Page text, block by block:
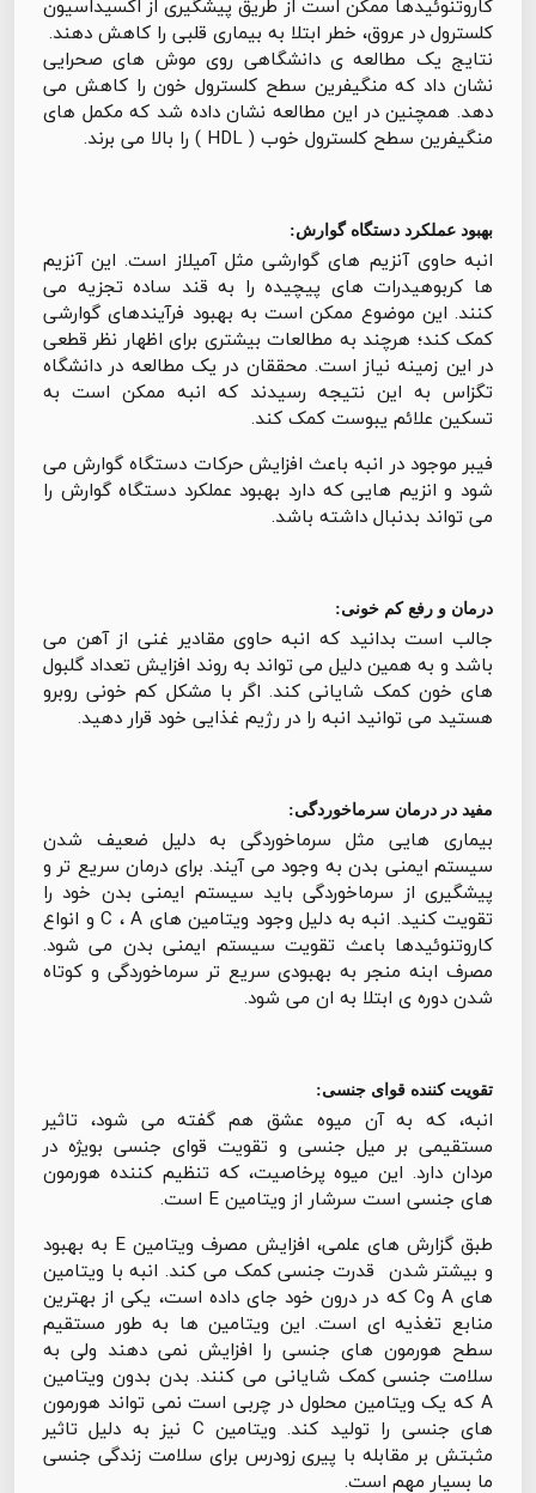
کاروتنوئیدها ممکن است از طریق پیشگیری از اکسیداسیون
کلسترول در عروق، خطر ابتلا به بیماری قلبی را کاهش دهند.
نتایج یک مطالعه ی دانشگاهی روی موش های صحرایی
نشان داد که منگیفرین سطح کلسترول خون را کاهش می
دهد. همچنین در این مطالعه نشان داده شد که مکمل های
منگیفرین سطح کلسترول خوب ( HDL ) را بالا می برند.
بهبود عملکرد دستگاه گوارش:
انبه حاوی آنزیم های گوارشی مثل آمیلاز است. این آنزیم
ها کربوهیدرات های پیچیده را به قند ساده تجزیه می
کنند. این موضوع ممکن است به بهبود فرآیندهای گوارشی
کمک کند؛ هرچند به مطالعات بیشتری برای اظهار نظر قطعی
در این زمینه نیاز است. محققان در یک مطالعه در دانشگاه
تگزاس به این نتیجه رسیدند که انبه ممکن است به
تسکین علائم یبوست کمک کند.
فیبر موجود در انبه باعث افزایش حرکات دستگاه گوارش می
شود و انزیم هایی که دارد بهبود عملکرد دستگاه گوارش را
می تواند بدنبال داشته باشد.
درمان و رفع کم خونی:
جالب است بدانید که انبه حاوی مقادیر غنی از آهن می
باشد و به همین دلیل می تواند به روند افزایش تعداد گلبول
های خون کمک شایانی کند. اگر با مشکل کم خونی روبرو
هستید می توانید انبه را در رژیم غذایی خود قرار دهید.
مفید در درمان سرماخوردگی:
بیماری هایی مثل سرماخوردگی به دلیل ضعیف شدن
سیستم ایمنی بدن به وجود می آیند. برای درمان سریع تر و
پیشگیری از سرماخوردگی باید سیستم ایمنی بدن خود را
تقویت کنید. انبه به دلیل وجود ویتامین های C ، A و انواع
کاروتنوئیدها باعث تقویت سیستم ایمنی بدن می شود.
مصرف ابنه منجر به بهبودی سریع تر سرماخوردگی و کوتاه
شدن دوره ی ابتلا به ان می شود.
تقویت کننده قوای جنسی:
انبه، که به آن میوه عشق هم گفته می شود، تاثیر
مستقیمی بر میل جنسی و تقویت قوای جنسی بویژه در
مردان دارد. این میوه پرخاصیت، که تنظیم کننده هورمون
های جنسی است سرشار از ویتامین E است.
طبق گزارش های علمی، افزایش مصرف ویتامین E به بهبود
و بیشتر شدن قدرت جنسی کمک می کند. انبه با ویتامین
های A وC که در درون خود جای داده است، یکی از بهترین
منابع تغذیه ای است. این ویتامین ها به طور مستقیم
سطح هورمون های جنسی را افزایش نمی دهند ولی به
سلامت جنسی کمک شایانی می کنند. بدن بدون ویتامین
A که یک ویتامین محلول در چربی است نمی تواند هورمون
های جنسی را تولید کند. ویتامین C نیز به دلیل تاثیر
مثبتش بر مقابله با پیری زودرس برای سلامت زندگی جنسی
ما بسیار مهم است.